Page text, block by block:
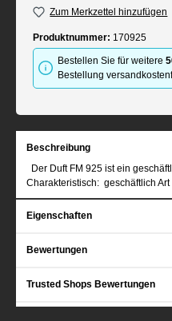
Zum Merkzettel hinzufügen
Produktnummer: 170925
Bestellen Sie für weitere
Bestellung
Beschreibung
Der Duft FM 925 ist ein
Charakteristisch: geschäftlich
Eigenschaften
Bewertungen
Trusted Shops Bewertungen